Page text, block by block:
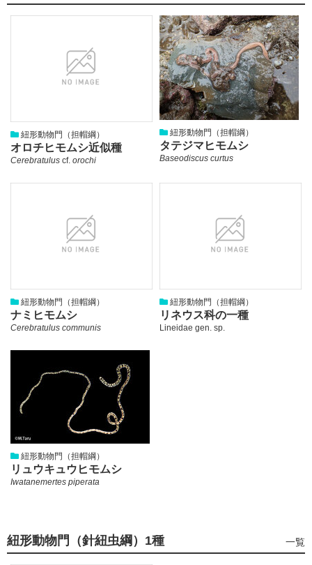
形
動
物
門
（担
帽
綱）
の
紐形動物門（担帽綱）
オロチヒモムシ近似種
Cerebratulus cf. orochi
紐形動物門（担帽綱）
タテジマヒモムシ
Baseodiscus curtus
紐形動物門（担帽綱）
ナミヒモムシ
Cerebratulus communis
紐形動物門（担帽綱）
リネウス科の一種
Lineidae gen. sp.
紐形動物門（担帽綱）
リュウキュウヒモムシ
Iwatanemertes piperata
紐形動物門（針紐虫綱） 1種
紐
形
一覧